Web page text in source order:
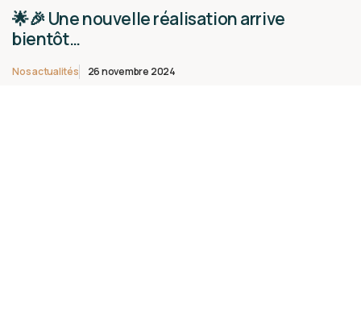
🌟🎉 Une nouvelle réalisation arrive
bientôt…
Nos actualités 26 novembre 2024